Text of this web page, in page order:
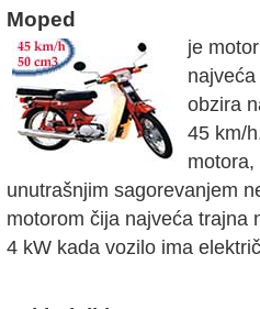
Moped
je
obzira
45 km/
unutrašnjim sagorevanjem
motorom čija najveća trajna
4 kW kada vozilo ima